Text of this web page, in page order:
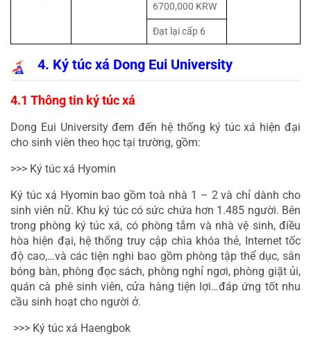
6700,000 KRW
Đạt lại cấp 6
4. Ký túc xá Dong Eui University
4.1 Thông tin ký túc xá
Dong Eui University đem đến hệ thống ký túc xá hiện đại
cho sinh viên theo học tại trường, gồm:
>>> Ký túc xá Hyomin
Ký túc xá Hyomin bao gồm toà nhà 1 – 2 và chỉ dành cho
sinh viên nữ. Khu ký túc có sức chứa hơn 1.485 người. Bên
trong phòng ký túc xá, có phòng tắm và nhà vệ sinh, điều
hòa hiện đại, hệ thống truy cập chìa khóa thẻ, Internet tốc
độ cao,…và các tiện nghi bao gồm phòng tập thể dục, sân
bóng bàn, phòng đọc sách, phòng nghỉ ngơi, phòng giặt ủi,
quán cà phê sinh viên, cửa hàng tiện lợi…đáp ứng tốt nhu
cầu sinh hoạt cho người ở.
>>> Ký túc xá Haengbok